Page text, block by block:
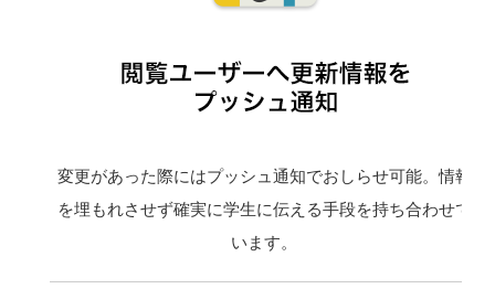
変更があった際にはプッシュ通知でおしらせ可能。情報
を埋もれさせず確実に学生に伝える手段を持ち合わせて
います。